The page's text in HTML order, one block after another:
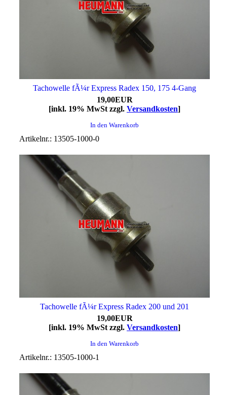
Tachowelle fÃ¼r Express Radex 150, 175 4-Gang
19,00EUR
[inkl. 19% MwSt zzgl. Versandkosten]
In den Warenkorb
Artikelnr.: 13505-1000-0
Tachowelle fÃ¼r Express Radex 200 und 201
19,00EUR
[inkl. 19% MwSt zzgl. Versandkosten]
In den Warenkorb
Artikelnr.: 13505-1000-1